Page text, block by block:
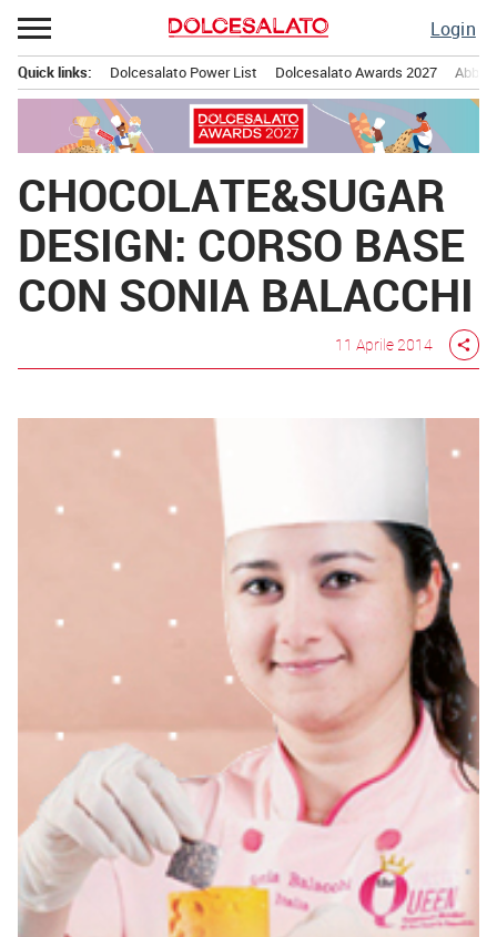
Passa
al
contenuto
Login
principale
Quick links: Dolcesalato Power List Dolcesalato Awards 2027
CHOCOLATE&SUGAR
DESIGN: CORSO BASE
CON SONIA BALACCHI
11 Aprile 2014 share